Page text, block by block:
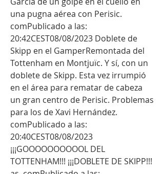
una pugna aérea con Perisic.
comPublicado a las:
20:42CEST08/08/2023 Doblete de
Skipp en el GamperRemontada del
Tottenham en Montjuïc. Y sí, con un
doblete de Skipp. Esta vez irrumpió
en el área para rematar de cabeza
un gran centro de Perisic. Problemas
para los de Xavi Hernández.
comPublicado a las:
20:40CEST08/08/2023
¡¡¡GOOOOOOOOOOL DEL
TOTTENHAM!!! ¡¡¡DOBLETE DE SKIPP!!!